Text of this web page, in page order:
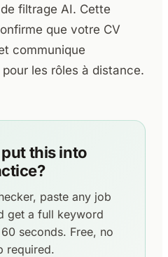
filtrage AI. Cette
que votre CV
communique
les rôles à distance.
this into
paste any job
get a full keyword
seconds. Free, no
required.